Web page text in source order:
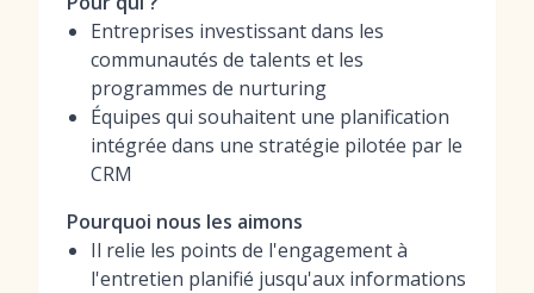
Entreprises investissant dans les
communautés de talents et les
programmes de nurturing
Équipes qui souhaitent une planification
intégrée dans une stratégie pilotée par le
CRM
Pourquoi nous les aimons
Il relie les points de l'engagement à
l'entretien planifié jusqu'aux informations